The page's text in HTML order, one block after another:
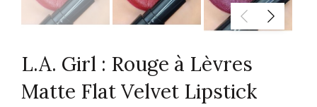
L.A. Girl : Rouge à Lèvres
Matte Flat Velvet Lipstick